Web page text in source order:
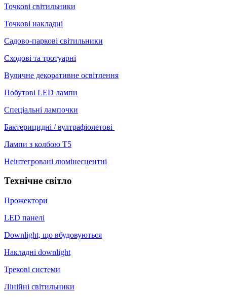
Точкові світильники
Точкові накладні
Садово-паркові світильники
Сходові та тротуарні
Вуличне декоративне освітлення
Побутові LED лампи
Спеціальні лампочки
Бактерицидні / вултрафіолетові
Лампи з колбою Т5
Неінтегровані люмінесцентні
Технічне світло
Прожектори
LED панелі
Downlight, що вбудовуються
Накладні downlight
Трекові системи
Лінійні світильники